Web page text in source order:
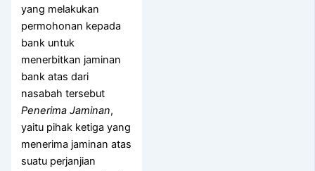
yang melakukan
permohonan kepada
bank untuk
menerbitkan jaminan
bank atas dari
nasabah tersebut
Penerima Jaminan,
yaitu pihak ketiga yang
menerima jaminan atas
suatu perjanjian